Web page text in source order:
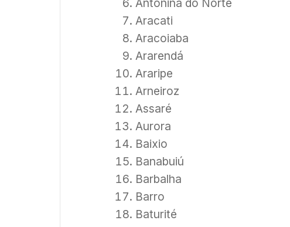
Antonina do Norte
Aracati
Aracoiaba
Ararendá
Araripe
Arneiroz
Assaré
Aurora
Baixio
Banabuiú
Barbalha
Barro
Baturité